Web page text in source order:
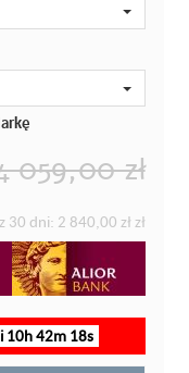
059,00 zł
30 dni: 2 840,00 zł zł
10h 42m 17s